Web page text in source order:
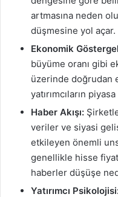
artmasına neden
düşmesine yol açar.
Ekonomik
büyüme oranı gibi
üzerinde doğrudan
yatırımcıların
Haber Akışı:
veriler ve siyasi
etkileyen önemli
genellikle hisse
haberler düşüşe
Yatırımcı